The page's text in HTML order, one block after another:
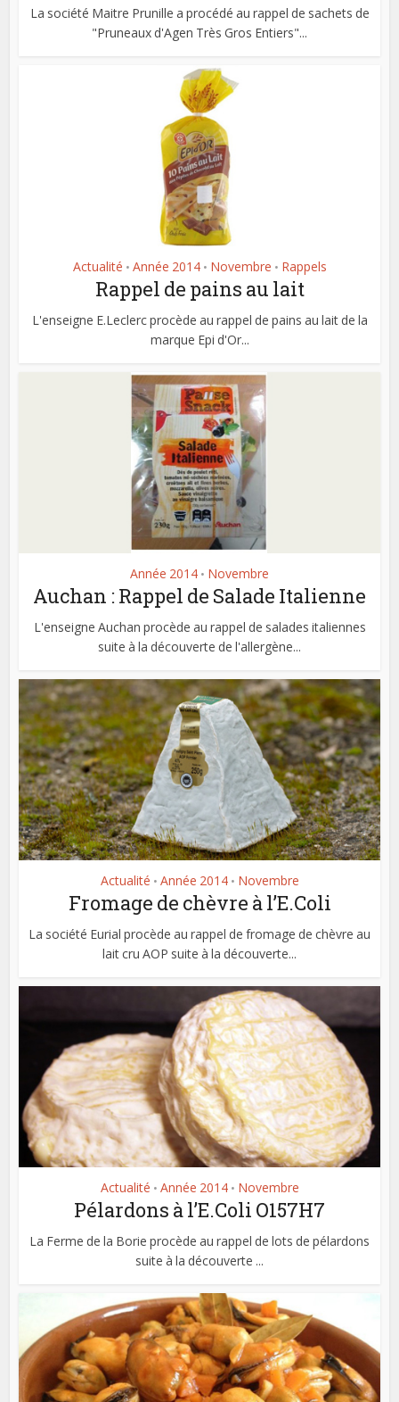
La société Maitre Prunille a procédé au rappel de sachets de
"Pruneaux d'Agen Très Gros Entiers"...
Actualité • Année 2014 • Novembre • Rappels
Rappel de pains au lait
L'enseigne E.Leclerc procède au rappel de pains au lait de la
marque Epi d'Or...
Année 2014 • Novembre
Auchan : Rappel de Salade Italienne
L'enseigne Auchan procède au rappel de salades italiennes
suite à la découverte de l'allergène...
Actualité • Année 2014 • Novembre
Fromage de chèvre à l’E.Coli
La société Eurial procède au rappel de fromage de chèvre au
lait cru AOP suite à la découverte...
Actualité • Année 2014 • Novembre
Pélardons à l’E.Coli O157H7
La Ferme de la Borie procède au rappel de lots de pélardons
suite à la découverte ...